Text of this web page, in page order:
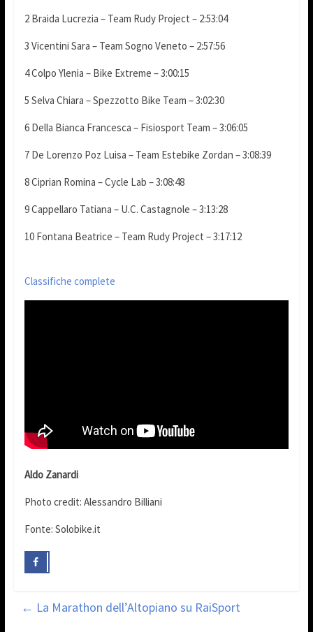
2 Braida Lucrezia – Team Rudy Project – 2:53:04
3 Vicentini Sara – Team Sogno Veneto – 2:57:56
4 Colpo Ylenia – Bike Extreme – 3:00:15
5 Selva Chiara – Spezzotto Bike Team – 3:02:30
6 Della Bianca Francesca – Fisiosport Team – 3:06:05
7 De Lorenzo Poz Luisa – Team Estebike Zordan – 3:08:39
8 Ciprian Romina – Cycle Lab – 3:08:48
9 Cappellaro Tatiana – U.C. Castagnole – 3:13:28
10 Fontana Beatrice – Team Rudy Project – 3:17:12
Classifiche complete
Aldo Zanardi
Photo credit: Alessandro Billiani
Fonte: Solobike.it
← La Marathon dell’Altopiano su RaiSport